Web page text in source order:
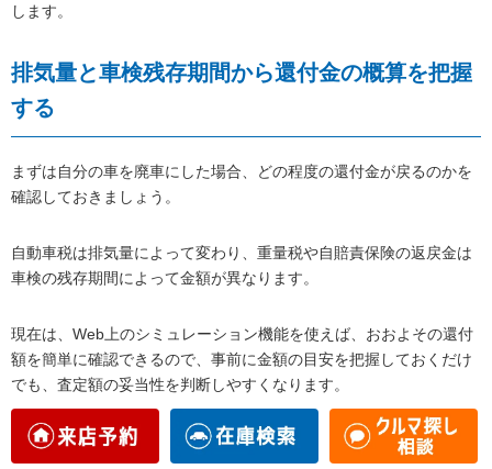
します。
排気量と車検残存期間から還付金の概算を把握
する
まずは自分の車を廃車にした場合、どの程度の還付金が戻るのかを
確認しておきましょう。
自動車税は排気量によって変わり、重量税や自賠責保険の返戻金は
車検の残存期間によって金額が異なります。
現在は、Web上のシミュレーション機能を使えば、おおよその還付
額を簡単に確認できるので、事前に金額の目安を把握しておくだけ
でも、査定額の妥当性を判断しやすくなります。
還付金の知識がある状態で査定へ臨むことで、不透明な見積もりや
安すぎる査定を避けやすくなるでしょう。